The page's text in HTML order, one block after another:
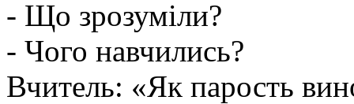
- Що зрозуміли?
- Чого навчились?
Вчитель: «Як парость